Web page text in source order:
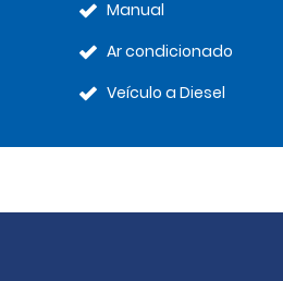
Manual
Ar condicionado
Veículo a Diesel